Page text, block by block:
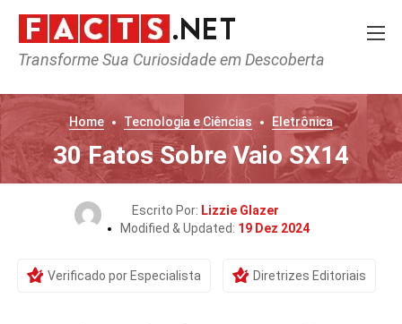
Transforme Sua Curiosidade em Descoberta
Home Tecnologia e Ciências Eletrônica
30 Fatos Sobre Vaio SX14
Escrito Por: Lizzie Glazer
Modified & Updated: 19 Dez 2024
Verificado por Especialista Diretrizes Editoriais